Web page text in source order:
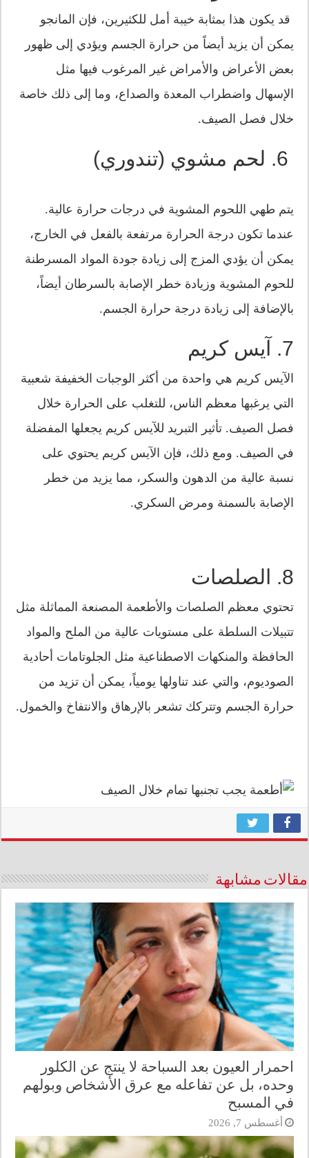
قد يكون هذا بمثابة خيبة أمل للكثيرين، فإن المانجو
يمكن أن يزيد أيضاً من حرارة الجسم ويؤدي إلى ظهور
بعض الأعراض والأمراض غير المرغوب فيها مثل
الإسهال واضطراب المعدة والصداع، وما إلى ذلك خاصة
خلال فصل الصيف.
يتم طهي اللحوم المشوية في درجات حرارة عالية.
عندما تكون درجة الحرارة مرتفعة بالفعل في الخارج،
يمكن أن يؤدي المزج إلى زيادة جودة المواد المسرطنة
للحوم المشوية وزيادة خطر الإصابة بالسرطان أيضاً،
بالإضافة إلى زيادة درجة حرارة الجسم.
7. آيس كريم
الآيس كريم هي واحدة من أكثر الوجبات الخفيفة شعبية
التي يرغبها معظم الناس، للتغلب على الحرارة خلال
فصل الصيف. تأثير التبريد للآيس كريم يجعلها المفضلة
في الصيف. ومع ذلك، فإن الآيس كريم يحتوي على
نسبة عالية من الدهون والسكر، مما يزيد من خطر
الإصابة بالسمنة ومرض السكري.
8. الصلصات
تحتوي معظم الصلصات والأطعمة المصنعة المماثلة مثل
تتبيلات السلطة على مستويات عالية من الملح والمواد
الحافظة والمنكهات الاصطناعية مثل الجلوتامات أحادية
الصوديوم، والتي عند تناولها يومياً، يمكن أن تزيد من
حرارة الجسم وتتركك تشعر بالإرهاق والانتفاخ والخمول.
مقالات مشابهة
احمرار العيون بعد السباحة لا ينتج عن الكلور
وحده، بل عن تفاعله مع عرق الأشخاص وبولهم
في المسبح
أغسطس 7, 2026